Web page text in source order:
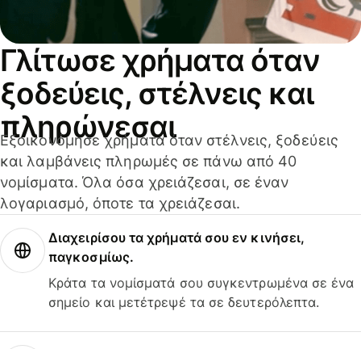
Γλίτωσε χρήματα όταν
ξοδεύεις, στέλνεις και
πληρώνεσαι
Εξοικονόμησε χρήματα όταν στέλνεις, ξοδεύεις
και λαμβάνεις πληρωμές σε πάνω από 40
νομίσματα. Όλα όσα χρειάζεσαι, σε έναν
λογαριασμό, όποτε τα χρειάζεσαι.
Διαχειρίσου τα χρήματά σου εν κινήσει,
παγκοσμίως.
Κράτα τα νομίσματά σου συγκεντρωμένα σε ένα
σημείο και μετέτρεψέ τα σε δευτερόλεπτα.